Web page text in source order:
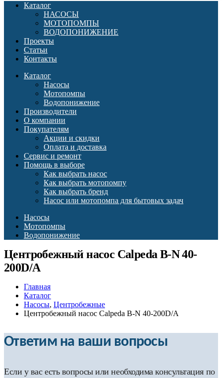
Каталог
НАСОСЫ
МОТОПОМПЫ
ВОДОПОНИЖЕНИЕ
Проекты
Статьи
Контакты
Каталог
Насосы
Мотопомпы
Водопонижение
Производители
О компании
Покупателям
Акции и скидки
Оплата и доставка
Сервис и ремонт
Помощь в выборе
Как выбрать насос
Как выбрать мотопомпу
Как выбрать бренд
Насос или мотопомпа для бытовых задач
Насосы
Мотопомпы
Водопонижение
Центробежный насос Calpeda B-N 40-
200D/A
Главная
Каталог
Насосы, Центробежные
Центробежный насос Calpeda B-N 40-200D/A
Ответим на ваши вопросы
Если у вас есть вопросы или необходима консультация по